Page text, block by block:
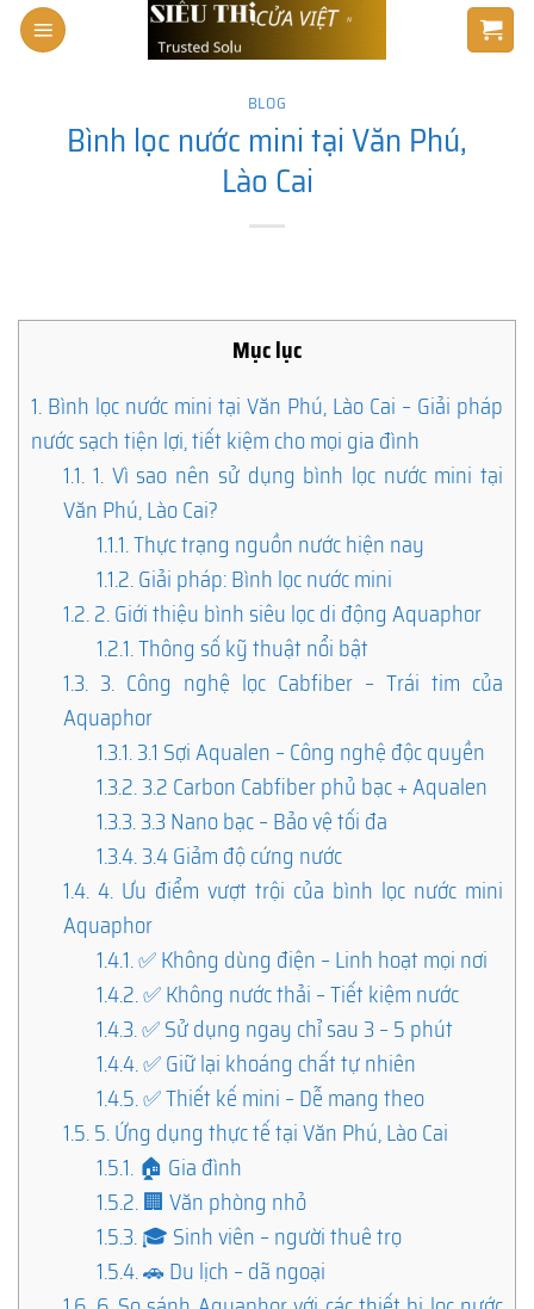
Skip
BLOG
Bình lọc nước mini tại Văn Phú,
Lào Cai
Mục lục
1. Bình lọc nước mini tại Văn Phú, Lào Cai – Giải pháp
nước sạch tiện lợi, tiết kiệm cho mọi gia đình
1.1. 1. Vì sao nên sử dụng bình lọc nước mini tại
Văn Phú, Lào Cai?
1.1.1.Thực trạng nguồn nước hiện nay
1.1.2.Giải pháp: Bình lọc nước mini
1.2.2. Giới thiệu bình siêu lọc di động Aquaphor
1.2.1.Thông số kỹ thuật nổi bật
1.3. 3. Công nghệ lọc Cabfiber – Trái tim của
Aquaphor
1.3.1.3.1 Sợi Aqualen – Công nghệ độc quyền
1.3.2.3.2 Carbon Cabfiber phủ bạc + Aqualen
1.3.3.3.3 Nano bạc – Bảo vệ tối đa
1.3.4.3.4 Giảm độ cứng nước
1.4. 4. Ưu điểm vượt trội của bình lọc nước mini
Aquaphor
1.4.1.✅ Không dùng điện – Linh hoạt mọi nơi
1.4.2.✅ Không nước thải – Tiết kiệm nước
1.4.3.✅ Sử dụng ngay chỉ sau 3 – 5 phút
1.4.4.✅ Giữ lại khoáng chất tự nhiên
1.4.5.✅ Thiết kế mini – Dễ mang theo
1.5.5. Ứng dụng thực tế tại Văn Phú, Lào Cai
1.5.1.🏠 Gia đình
1.5.2.🏢 Văn phòng nhỏ
1.5.3.🎓 Sinh viên – người thuê trọ
1.5.4.🚗 Du lịch – dã ngoại